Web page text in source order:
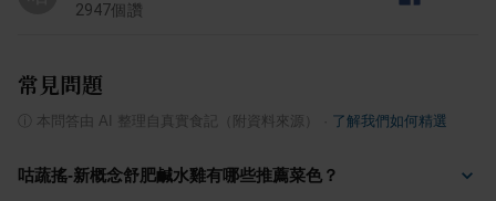
2947個讚
常見問題
本問答由 AI 整理自真實食記（附資料來源） 了解我們如何精選
咕蔬搖-新概念舒肥鹹水雞有哪些推薦菜色？